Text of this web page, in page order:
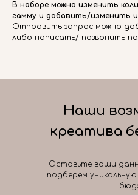
В наборе можно изменить
гамму и добавить/изменить
Отправить запрос можно
либо написать/ позвонить по
Наши
креатива
Оставьте ваши
подберем